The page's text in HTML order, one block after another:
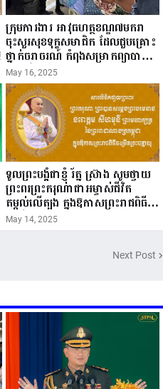
ក្រុមការងារ អាវុធហត្ថខណ្ឌ៧មករា
ចុះសួរសុខទុក្ខសមាជិក ដែលជួបគ្រោះ
ថ្នាក់ចរាចរណ៍ កំពុងសម្រាកព្យាបាល
នៅមន្ទីរពេទ្យ!
May 16, 2025
ទូលព្រះបង្គំជាខ្ញុំ រ័ត្ន ស្រ៊ាង សូមថ្វាយ
ព្រះពរព្រះករុណាជាអម្ចាស់ជីវិត
តម្កល់លើត្បូង ក្នុងឱកាសព្រះរាជពិធី
ចម្រើនព្រះជន្ម គម្រប់ខួប៧២ យាងចូល
May 14, 2025
Next Post